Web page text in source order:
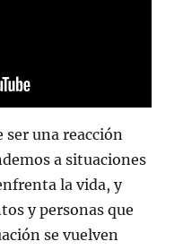
ser una reacción
a situaciones
la vida, y
y personas que
se vuelven